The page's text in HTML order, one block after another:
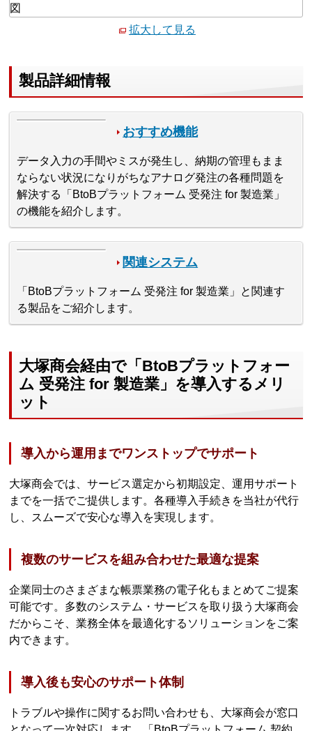
拡大して見る
製品詳細情報
おすすめ機能
データ入力の手間やミスが発生し、納期の管理もまま
ならない状況になりがちなアナログ発注の各種問題を
解決する「BtoBプラットフォーム 受発注 for 製造業」
の機能を紹介します。
関連システム
「BtoBプラットフォーム 受発注 for 製造業」と関連す
る製品をご紹介します。
大塚商会経由で「BtoBプラットフォー
ム 受発注 for 製造業」を導入するメリ
ット
導入から運用までワンストップでサポート
大塚商会では、サービス選定から初期設定、運用サポート
までを一括でご提供します。各種導入手続きを当社が代行
し、スムーズで安心な導入を実現します。
複数のサービスを組み合わせた最適な提案
企業同士のさまざまな帳票業務の電子化もまとめてご提案
可能です。多数のシステム・サービスを取り扱う大塚商会
だからこそ、業務全体を最適化するソリューションをご案
内できます。
導入後も安心のサポート体制
トラブルや操作に関するお問い合わせも、大塚商会が窓口